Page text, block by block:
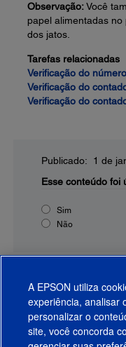
Observação:Você
papel alimentadas
dos jatos.
Tarefas relacionadas
Verificação do
Verificação do
Verificação do
Publicado: 1 de
Esse conteúdo foi
Sim
Não
A EPSON utiliza
experiência, analisar
personalizar o
site, você concorda